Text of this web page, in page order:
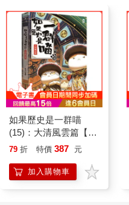
如果歷史是一群喵
(15)：大清風雲篇【萌
貓漫畫學歷史】
79 折 特價 387 元
加入購物車